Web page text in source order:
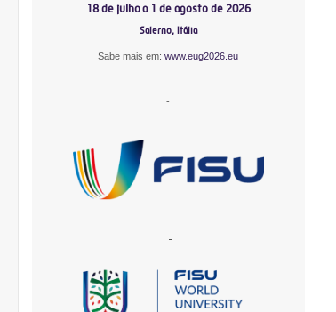
18 de julho a 1 de agosto de 2026
Salerno, Itália
Sabe mais em:www.eug2026.eu
-
-